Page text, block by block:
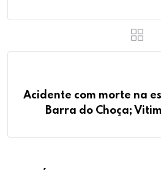
Acidente com morte na
Barra do Choça;